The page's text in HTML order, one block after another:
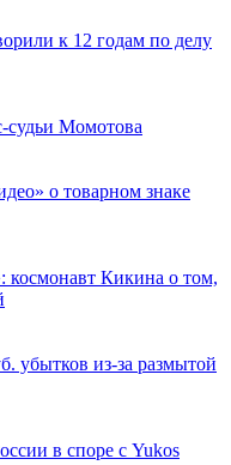
к 12 годам по делу
судьи Момотова
о товарном знаке
Кикина о том,
убытков из-за размытой
в споре с Yukos